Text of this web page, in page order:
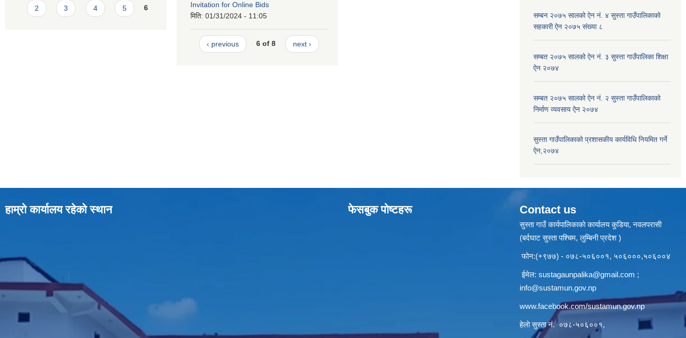
2 3 4 5 6
Invitation for Online Bids
मिति: 01/31/2024 - 11:05
‹ previous 6 of 8 next ›
सम्बन २०७५ सालको ऐन नं. ४ सुस्ता गाउँपालिकाको
सहकारी ऐन २०७५ संख्या ८
सम्बत २०७५ सालको ऐन नं. ३ सुस्ता गाउँपालिका शिक्षा
ऐन २०७४
सम्बत २०७५ सालको ऐन नं. २ सुस्ता गाउँपालिकाको
निर्माण व्यवसाय ऐन २०७४
सुस्ता गाउँपालिकाको प्रशासकीय कार्यविधि नियमित गर्ने
ऐन,२०७४
हाम्रो कार्यालय रहेको स्थान फेसबुक पाेष्टहरू Contact us
सुस्ता गाउँ कार्यपालिकाकाे कार्यालय कुडिया, नवलपरासी
(बर्दघाट सुस्ता पश्चिम, लुम्बिनी प्रदेश )
फोन:(+९७७) - ०७८-५०६००१, ५०६०००,५०६००४
ईमेल: sustagaunpalika@gmail.com ;
info@sustamun.gov.np
www.facebook.com/sustamun.gov.np
हेलाे सुस्ता नं.०७८-५०६००१,